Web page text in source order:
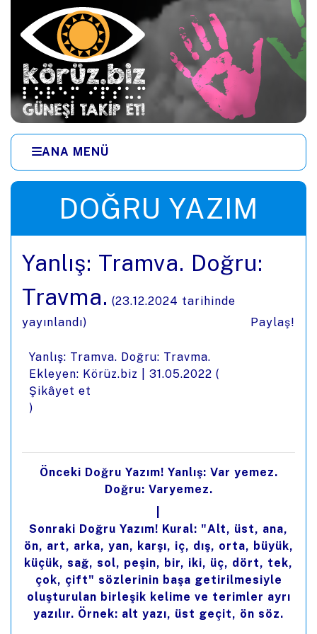
Ana içeriğe zıpla
ANA MENÜ
DOĞRU YAZIM
Yanlış: Tramva. Doğru:
Travma. (23.12.2024 tarihinde
yayınlandı)
Paylaş!
Yanlış: Tramva. Doğru: Travma.
Ekleyen: Körüz.biz | 31.05.2022 (
Şikâyet et
)
Önceki Doğru Yazım! Yanlış: Var yemez.
Doğru: Varyemez.
Sonraki Doğru Yazım! Kural: "Alt, üst, ana,
ön, art, arka, yan, karşı, iç, dış, orta, büyük,
küçük, sağ, sol, peşin, bir, iki, üç, dört, tek,
çok, çift" sözlerinin başa getirilmesiyle
oluşturulan birleşik kelime ve terimler ayrı
yazılır. Örnek: alt yazı, üst geçit, ön söz.
Menüye zıpla